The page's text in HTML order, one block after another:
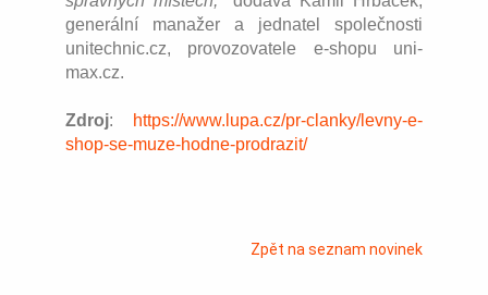
generální manažer a jednatel společnosti
unitechnic.cz, provozovatele e-shopu uni-
max.cz.
Zdroj:
https://www.lupa.cz/pr-clanky/levny-e-
shop-se-muze-hodne-prodrazit/
Zpět na seznam novinek